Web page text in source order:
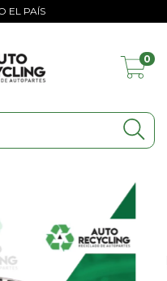
EL PAÍS
0